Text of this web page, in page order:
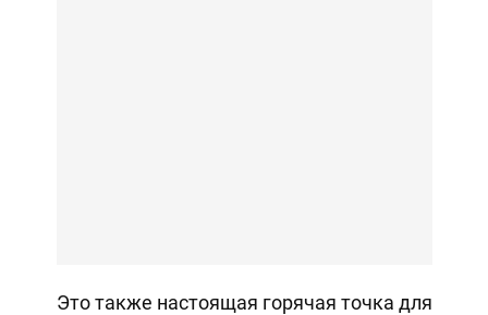
Это также настоящая горячая точка для